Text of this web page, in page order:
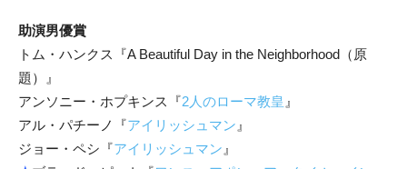
助演男優賞
トム・ハンクス『A Beautiful Day in the Neighborhood（原
題）』
アンソニー・ホプキンス『2人のローマ教皇 』
アル・パチーノ『アイリッシュマン 』
ジョー・ペシ『アイリッシュマン 』